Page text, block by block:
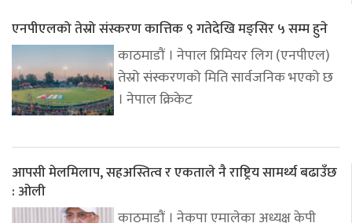
एनपीएलको तेस्रो संस्करण कात्तिक ९ गतेदेखि मङ्सिर ५ सम्म हुने
काठमाडौं । नेपाल प्रिमियर लिग (एनपीएल)
तेस्रो संस्करणको मिति सार्वजनिक भएको छ
। नेपाल क्रिकेट
आपसी मेलमिलाप, सहअस्तित्व र एकताले नै राष्ट्रिय सामर्थ्य बढाउँछ
: ओली
काठमाडौं । नेकपा एमालेका अध्यक्ष केपी